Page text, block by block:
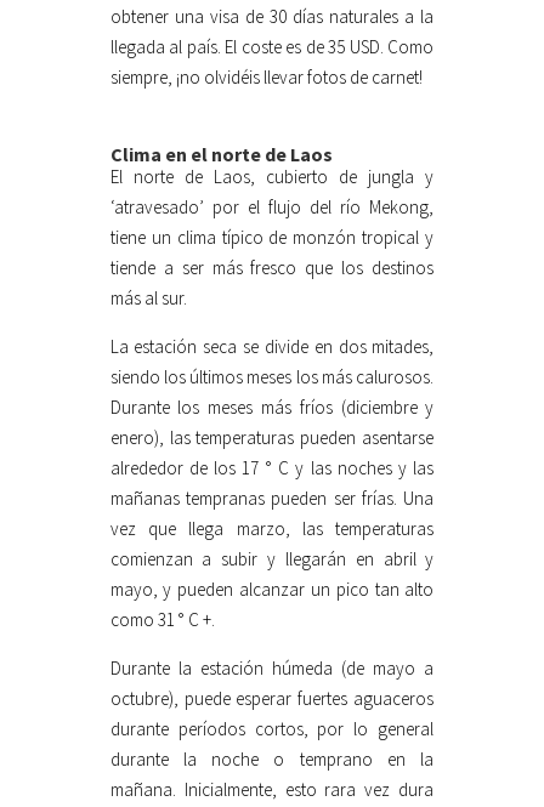
obtener una visa de 30 días naturales a la
llegada al país. El coste es de 35 USD. Como
siempre, ¡no olvidéis llevar fotos de carnet!
Clima en el norte de Laos
El norte de Laos, cubierto de jungla y
‘atravesado’ por el flujo del río Mekong,
tiene un clima típico de monzón tropical y
tiende a ser más fresco que los destinos
más al sur.
La estación seca se divide en dos mitades,
siendo los últimos meses los más calurosos.
Durante los meses más fríos (diciembre y
enero), las temperaturas pueden asentarse
alrededor de los 17 ° C y las noches y las
mañanas tempranas pueden ser frías. Una
vez que llega marzo, las temperaturas
comienzan a subir y llegarán en abril y
mayo, y pueden alcanzar un pico tan alto
como 31 ° C +.
Durante la estación húmeda (de mayo a
octubre), puede esperar fuertes aguaceros
durante períodos cortos, por lo general
durante la noche o temprano en la
mañana. Inicialmente, esto rara vez dura